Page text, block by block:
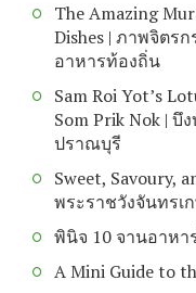
The Amazing
Dishes | ภาพจิตร
อาหารท้องถิ่น
Sam Roi Yot’s
Som Prik Nok |
ปราณบุรี
Sweet, Savoury,
พระราชวังจันทรเ
พินิจ 10 จานอาหา
A Mini Guide to